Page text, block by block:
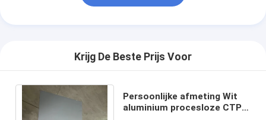
Krijg De Beste Prijs Voor
Persoonlijke afmeting Wit
aluminium procesloze CTP-